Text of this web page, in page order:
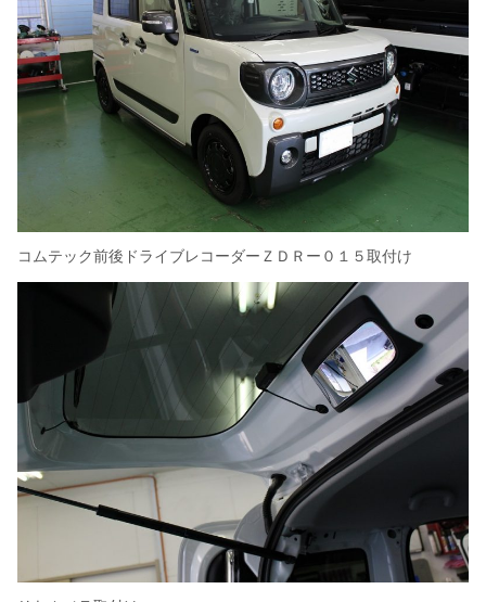
コムテック前後ドライブレコーダーＺＤＲー０１５取付け